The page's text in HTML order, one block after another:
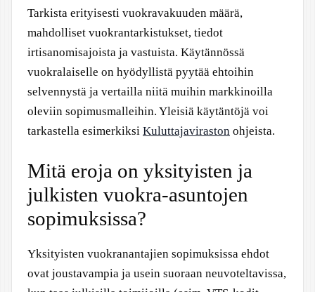
Tarkista erityisesti vuokravakuuden määrä,
mahdolliset vuokrantarkistukset, tiedot
irtisanomisajoista ja vastuista. Käytännössä
vuokralaiselle on hyödyllistä pyytää ehtoihin
selvennystä ja vertailla niitä muihin markkinoilla
oleviin sopimusmalleihin. Yleisiä käytäntöjä voi
tarkastella esimerkiksi Kuluttajaviraston ohjeista.
Mitä eroja on yksityisten ja
julkisten vuokra-asuntojen
sopimuksissa?
Yksityisten vuokranantajien sopimuksissa ehdot
ovat joustavampia ja usein suoraan neuvoteltavissa,